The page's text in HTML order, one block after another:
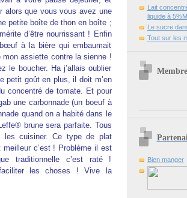
alors que vous vous avez une
petite boîte de thon en boîte ;
d’être nourrissant ! Enfin
à la bière qui embaumait
assiette contre la sienne !
le boucher. Ha j’allais oublier
petit goût en plus, il doit m’en
concentré de tomate. Et pour
une carbonnade (un boeuf à
quand on a habité dans le
brune sera parfaite. Tous
les cuisiner. Ce type de plat
c’est ! Problème il est
traditionnelle c’est raté !
les choses ! Vive la
Lait
liquide à
Le sucre
Tout sur les
Bien manger